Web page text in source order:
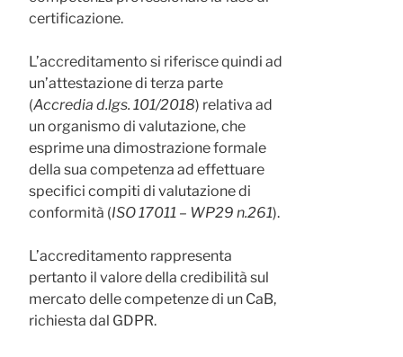
certificazione.
L’accreditamento si riferisce quindi ad
un’attestazione di terza parte
(Accredia d.lgs. 101/2018) relativa ad
un organismo di valutazione, che
esprime una dimostrazione formale
della sua competenza ad effettuare
specifici compiti di valutazione di
conformità (ISO 17011 – WP29 n.261).
L’accreditamento rappresenta
pertanto il valore della credibilità sul
mercato delle competenze di un CaB,
richiesta dal GDPR.